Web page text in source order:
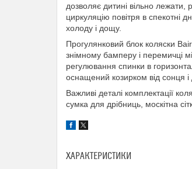
дозволяє дитині вільно
циркуляцію повітря в спекотні
холоду і дощу.
Прогулянковий блок коляски
знімному бамперу і перемичці
регулювання спинки в
оснащений козирком від сонця і
Важливі деталі комплектації
сумка для дрібниць, москітна
ХАРАКТЕРИСТИКИ